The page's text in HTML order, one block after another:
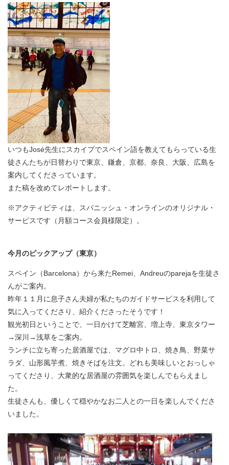
いつもJosé先生にスカイプでスペイン語を教えてもらっている生
徒さんたちが日替わりで東京、鎌倉、京都、奈良、大阪、広島を
案内してくださっています。
また稿を改めてレポートします。
※アクティビティは、スパニッシュ・オンラインのオリジナル・
サービスです（月額コース会員様限定）。
今月のピックアップ（東京）
スペイン（Barcelona）から来たRemei、Andreuのparejaを生徒さ
んがご案内。
昨年１１月に息子さん夫婦が私たちのガイドサービスを利用して
気に入ってくださり、紹介くださったそうです！
観光初日ということで、一日かけて芝離宮、増上寺、東京タワー
→深川→浅草をご案内。
ランチに立ち寄った居酒屋では、マグロ中トロ、焼き鳥、野菜サ
ラダ、山形風芋煮、焼きそばを注文。どれも美味しいとおっしゃ
ってくださり、大衆的な居酒屋の雰囲気を楽しんでもらえまし
た。
生徒さんも、 優しくて穏やかなお二人との一日を楽しんでくださ
いました。